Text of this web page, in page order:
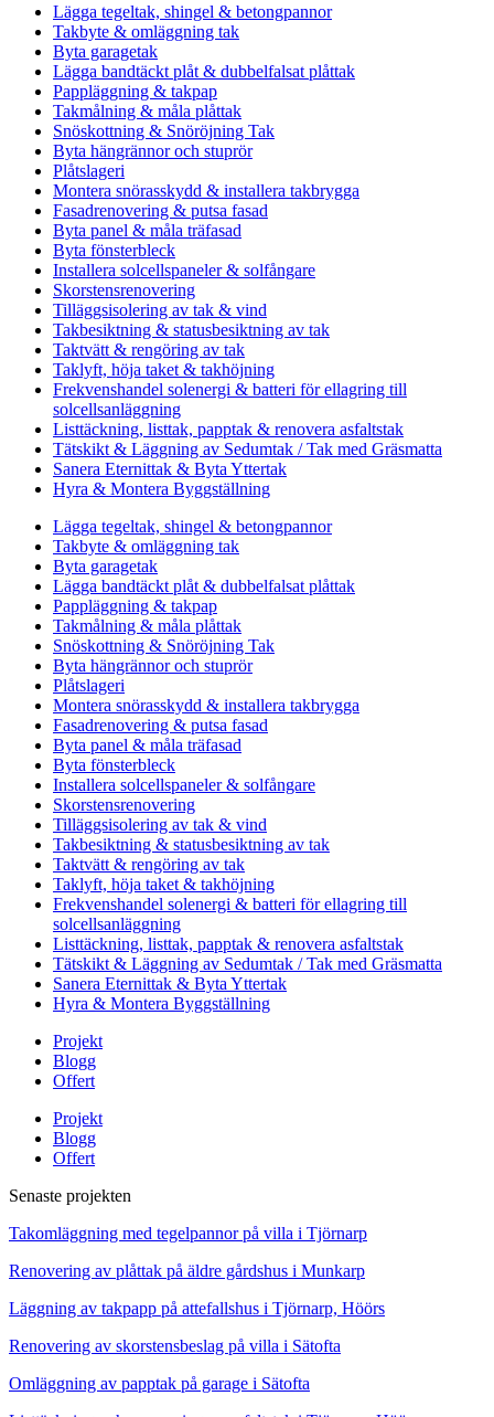
Lägga tegeltak, shingel & betongpannor
Takbyte & omläggning tak
Byta garagetak
Lägga bandtäckt plåt & dubbelfalsat plåttak
Pappläggning & takpap
Takmålning & måla plåttak
Snöskottning & Snöröjning Tak
Byta hängrännor och stuprör
Plåtslageri
Montera snörasskydd & installera takbrygga
Fasadrenovering & putsa fasad
Byta panel & måla träfasad
Byta fönsterbleck
Installera solcellspaneler & solfångare
Skorstensrenovering
Tilläggsisolering av tak & vind
Takbesiktning & statusbesiktning av tak
Taktvätt & rengöring av tak
Taklyft, höja taket & takhöjning
Frekvenshandel solenergi & batteri för ellagring till
solcellsanläggning
Listtäckning, listtak, papptak & renovera asfaltstak
Tätskikt & Läggning av Sedumtak / Tak med Gräsmatta
Sanera Eternittak & Byta Yttertak
Hyra & Montera Byggställning
Lägga tegeltak, shingel & betongpannor
Takbyte & omläggning tak
Byta garagetak
Lägga bandtäckt plåt & dubbelfalsat plåttak
Pappläggning & takpap
Takmålning & måla plåttak
Snöskottning & Snöröjning Tak
Byta hängrännor och stuprör
Plåtslageri
Montera snörasskydd & installera takbrygga
Fasadrenovering & putsa fasad
Byta panel & måla träfasad
Byta fönsterbleck
Installera solcellspaneler & solfångare
Skorstensrenovering
Tilläggsisolering av tak & vind
Takbesiktning & statusbesiktning av tak
Taktvätt & rengöring av tak
Taklyft, höja taket & takhöjning
Frekvenshandel solenergi & batteri för ellagring till
solcellsanläggning
Listtäckning, listtak, papptak & renovera asfaltstak
Tätskikt & Läggning av Sedumtak / Tak med Gräsmatta
Sanera Eternittak & Byta Yttertak
Hyra & Montera Byggställning
Projekt
Blogg
Offert
Projekt
Blogg
Offert
Senaste projekten
Takomläggning med tegelpannor på villa i Tjörnarp
Renovering av plåttak på äldre gårdshus i Munkarp
Läggning av takpapp på attefallshus i Tjörnarp, Höörs
Renovering av skorstensbeslag på villa i Sätofta
Omläggning av papptak på garage i Sätofta